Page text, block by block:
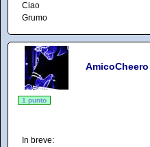
Ciao
Grumo
AmicoCheero
1 punto
In breve: